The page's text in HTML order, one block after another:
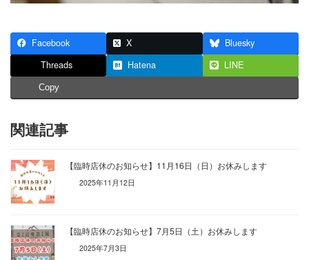
Facebook X
Bluesky
Threads
Hatena LINE
Copy
関連記事
【臨時店休のお知らせ】11月16日（日）お休みします
2025年11月12日
【臨時店休のお知らせ】7月5日（土）お休みします
2025年7月3日